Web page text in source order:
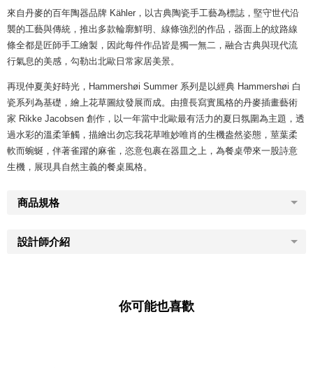
來自丹麥的百年陶器品牌 Kähler，以古典陶瓷手工藝為標誌，堅守世代沿
襲的工藝與傳統，推出多款輪廓鮮明、線條強烈的作品，器面上的紋路線
條全都是匠師手工繪製，因此每件作品皆是獨一無二，融合古典與現代流
行氣息的美感，勾勒出北歐日常家居美景。
再現仲夏美好時光，Hammershøi Summer 系列是以經典 Hammershøi 白
瓷系列為基礎，繪上花草圖紋發展而成。由擅長寫實風格的丹麥插畫藝術
家 Rikke Jacobsen 創作，以一年當中北歐最有活力的夏日氛圍為主題，透
過水彩的溫柔筆觸，描繪出勿忘我花草唯妙唯肖的生機盎然姿態，莖葉柔
軟而蜿蜒，伴著雀躍的麻雀，恣意包裹在器皿之上，為餐桌帶來一股詩意
生機，展現具自然主義的餐桌風格。
商品規格
設計師介紹
你可能也喜歡